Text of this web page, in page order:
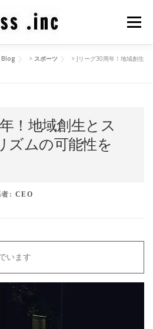
メニュ
> スポーツ > Jリーグ30周年！地域創生
！地域創生とス
ズムの可能性を
: CEO
います